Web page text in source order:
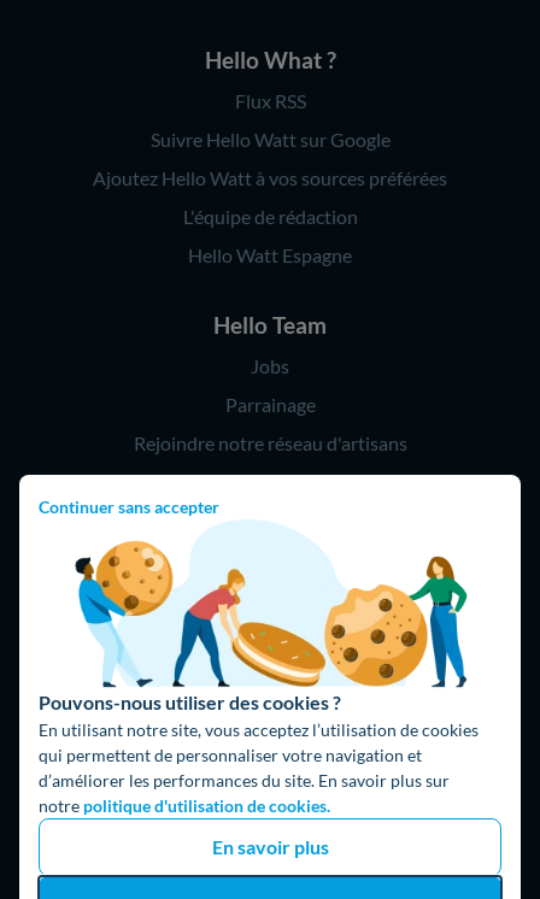
Continuer sans accepter
Pouvons-nous utiliser des cookies ?
En utilisant notre site, vous acceptez l’utilisation de cookies
qui permettent de personnaliser votre navigation et
d’améliorer les performances du site. En savoir plus sur
notre politique d'utilisation de cookies.
En savoir plus
Hello What ?
Flux RSS
Suivre Hello Watt sur Google
Ajoutez Hello Watt à vos sources préférées
L'équipe de rédaction
Hello Watt Espagne
Hello Team
Jobs
Parrainage
Rejoindre notre réseau d'artisans
Hello !
09 75 18 60 60
(8h-21h)
75018 Paris
Fait avec ⚡ par Hello Watt
© 2026 Hello Watt |CGU|Mentions légales